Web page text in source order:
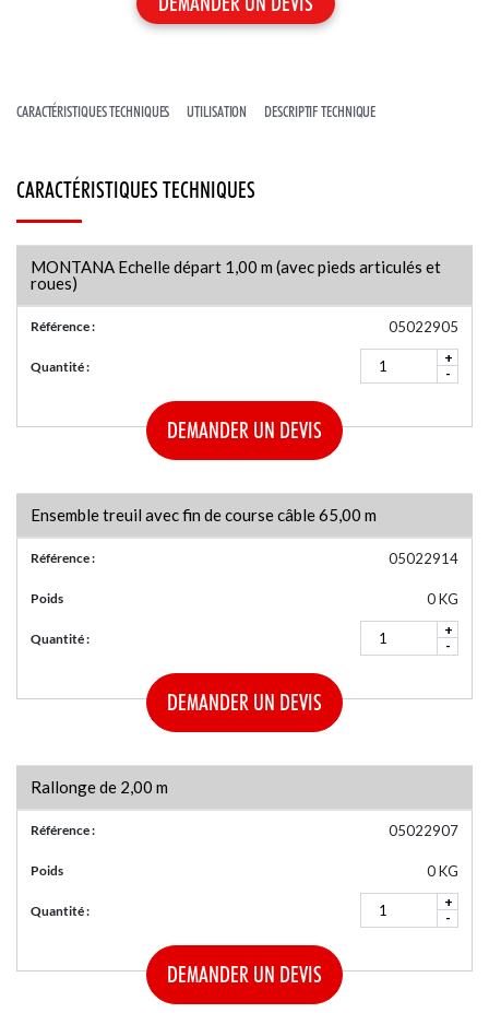
GARDE-CORPS PROVISOIRES
LIGNES DE VIE À CÂBLE
ACCESSOIRES POUR ÉCHELLES
CARACTÉRISTIQUES TECHNIQUES UTILISATION DESCRIPTIF TECHNIQUE
CARACTÉRISTIQUES TECHNIQUES
MONTANA Echelle départ 1,00 m (avec pieds articulés et
roues)
Référence : 05022905
Quantité :
+
-
DEMANDER UN DEVIS
Ensemble treuil avec fin de course câble 65,00 m
Référence : 05022914
Poids 0 KG
Quantité :
+
-
DEMANDER UN DEVIS
Rallonge de 2,00 m
Référence : 05022907
Poids 0 KG
Quantité :
+
-
DEMANDER UN DEVIS